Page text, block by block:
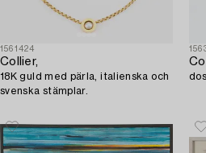
1561424
Collier,
18K guld med pärla, italienska och
svenska stämplar.